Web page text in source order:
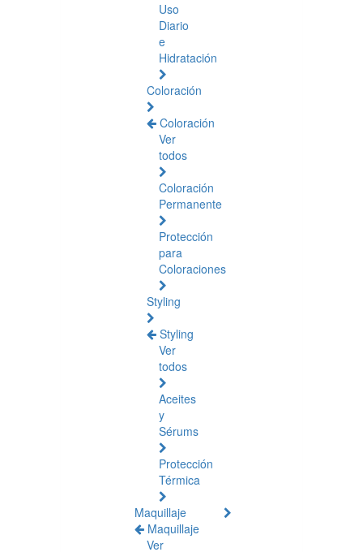
Uso
Diario
e
Hidratación
Coloración
Coloración
Ver
todos
Coloración
Permanente
Protección
para
Coloraciones
Styling
Styling
Ver
todos
Aceites
y
Sérums
Protección
Térmica
Maquillaje
Maquillaje
Ver